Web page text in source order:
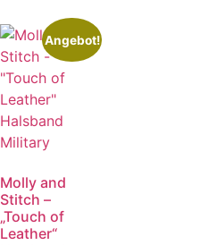
Angebot!
Molly and
Stitch –
„Touch of
Leather“